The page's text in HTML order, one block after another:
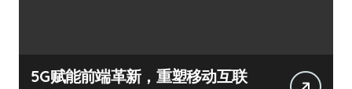
5G赋能前端革新，重塑移动互联